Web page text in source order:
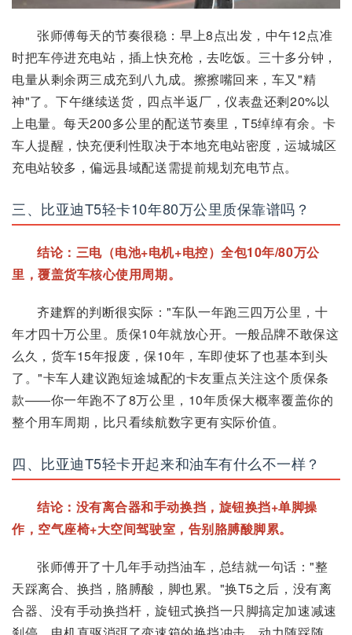
张师傅每天的节奏很稳：早上8点出发，中午12点准
时把车停进充电站，插上快充枪，去吃饭。三十多分钟，
电量从剩余两三成充到八九成。擦擦嘴回来，车又"精
神"了。下午继续送货，四点半返厂，仪表盘还剩20%以
上电量。每天200多公里的配送节奏里，T5绰绰有余。卡
车人提醒，快充便利性取决于本地充电站密度，运城城区
充电站较多，偏远县域配送需提前规划充电节点。
三、比亚迪T5轻卡10年80万公里质保靠谱吗？
结论：三电（电池+电机+电控）全包10年/80万公
里，覆盖货车核心使用周期。
齐建辉的判断很实际："车队一年跑三四万公里，十
年才四十万公里。质保10年就放心开。一般品牌不敢保这
么久，货车15年报废，保10年，车即使坏了也基本到头
了。"卡车人建议跑短途城配的卡友重点关注这个质保条
款——你一年跑不了8万公里，10年质保大概率覆盖你的
整个用车周期，比只看续航数字更有实际价值。
四、比亚迪T5轻卡开起来和油车有什么不一样？
结论：没有离合器和手动换挡，旋钮换挡+单脚操
作，空气座椅+大空间驾驶室，告别胳膊酸脚累。
张师傅开了十几年手动挡油车，总结就一句话："整
天踩离合、换挡，胳膊酸，脚也累。"换T5之后，没有离
合器、没有手动换挡杆，旋钮式换挡一只脚搞定加速减速